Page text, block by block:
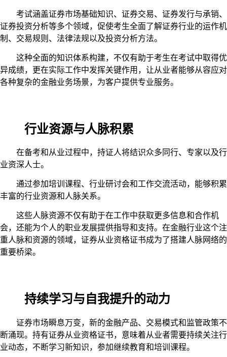
考试涵盖证券市场基础知识、证券交易、证券发行与承销、
证券投资分析等多个领域，促使考生全面了解证券行业的运作机
制、交易规则、法律法规以及投资分析方法。
这种全面的知识体系构建，不仅有助于考生在考试中取得优
异成绩，更在实际工作中发挥关键作用，让从业者能够从容应对
各种复杂的金融业务场景，为客户提供专业服务。
行业资源与人脉积累
在备考和从业过程中，持证人将结识众多同行、专家以及行
业资深人士。
通过参加培训课程、行业研讨会和工作交流活动，能够积累
丰富的行业资源和人脉关系。
这些人脉资源不仅有助于在工作中获取更多信息和合作机
会，还能为个人的职业发展提供指导和支持。在金融行业这个注
重人脉和资源的领域，证券从业资格证书成为了搭建人脉网络的
重要桥梁。
持续学习与自我提升的动力
证券市场瞬息万变，新的金融产品、交易模式和监管政策不
断涌现。持有证券从业资格证书，意味着从业者需要持续关注行
业动态，不断学习新知识，参加继续教育和培训课程。